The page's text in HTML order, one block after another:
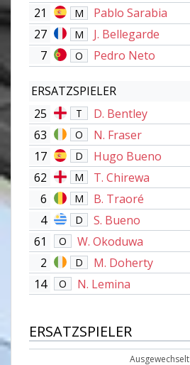
21 M
Pablo Sarabia
27
M J. Bellegarde
7 O Pedro Neto
ERSATZSPIELER
25
T D. Bentley
63 O N. Fraser
17 D Hugo Bueno
62 M T. Chirewa
6 M B. Traoré
4 D
S. Bueno
61
O
W. Okoduwa
2
D
M. Doherty
14
O N. Lemina
ERSATZSPIELER
Ausgewechselt